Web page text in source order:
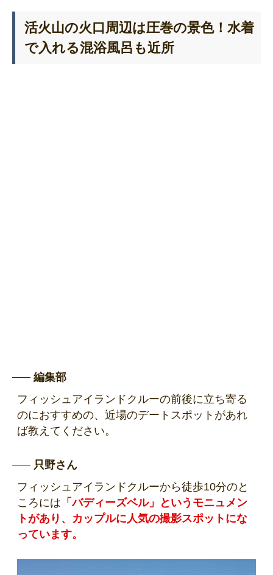
活火山の火口周辺は圧巻の景色！水着
で入れる混浴風呂も近所
編集部
フィッシュアイランドクルーの前後に立ち寄る
のにおすすめの、近場のデートスポットがあれ
ば教えてください。
只野さん
フィッシュアイランドクルーから徒歩10分のと
ころには 「バディーズベル」というモニュメン
トがあり、カップルに人気の撮影スポットにな
っています。